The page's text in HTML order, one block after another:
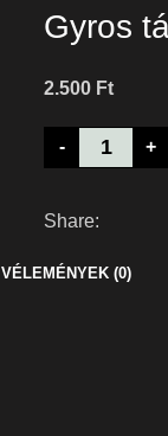
Gyros
2.500 Ft
- +
Share:
VÉLEMÉNYEK (0)